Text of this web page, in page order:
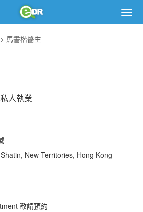
馬書楷醫生
人執業
New Territories, Hong Kong
敬請預約